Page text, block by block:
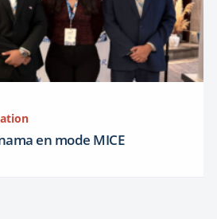
en mode MICE